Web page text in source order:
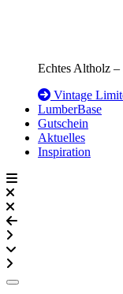
Echtes Altholz
Vintage
LumberBase
Gutschein
Aktuelles
Inspiration